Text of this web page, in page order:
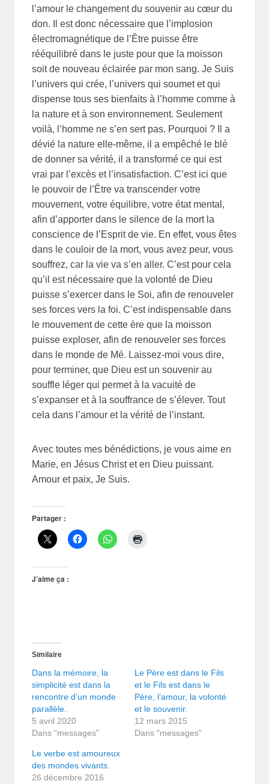
l’amour le changement du souvenir au cœur du
don. Il est donc nécessaire que l’implosion
électromagnétique de l’Être puisse être
rééquilibré dans le juste pour que la moisson
soit de nouveau éclairée par mon sang. Je Suis
l’univers qui crée, l’univers qui soumet et qui
dispense tous ses bienfaits à l’homme comme à
la nature et à son environnement. Seulement
voilà, l’homme ne s’en sert pas. Pourquoi ? Il a
dévié la nature elle-même, il a empêché le blé
de donner sa vérité, il a transformé ce qui est
vrai par l’excès et l’insatisfaction. C’est ici que
le pouvoir de l’Être va transcender votre
mouvement, votre équilibre, votre état mental,
afin d’apporter dans le silence de la mort la
conscience de l’Esprit de vie. En effet, vous êtes
dans le couloir de la mort, vous avez peur, vous
souffrez, car la vie va s’en aller. C’est pour cela
qu’il est nécessaire que la volonté de Dieu
puisse s’exercer dans le Soi, afin de renouveler
ses forces vers la foi. C’est indispensable dans
le mouvement de cette ère que la moisson
puisse exploser, afin de renouveler ses forces
dans le monde de Mé. Laissez-moi vous dire,
pour terminer, que Dieu est un souvenir au
souffle léger qui permet à la vacuité de
s’expanser et à la souffrance de s’élever. Tout
cela dans l’amour et la vérité de l’instant.
Avec toutes mes bénédictions, je vous aime en
Marie, en Jésus Christ et en Dieu puissant.
Amour et paix, Je Suis.
Partager :
J’aime ça :
Similaire
Dans la mémoire, la
simplicité est dans la
rencontre d’un monde
parallèle.
5 avril 2020
Dans "messages"
Le Père est dans le Fils
et le Fils est dans le
Père, l’amour, la volonté
et le souvenir.
12 mars 2015
Dans "messages"
Le verbe est amoureux
des mondes vivants.
26 décembre 2016